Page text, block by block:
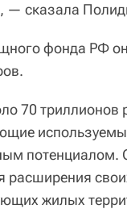
— сказала
фонда РФ
70 триллионов
потенциалом.
расширения
жилых